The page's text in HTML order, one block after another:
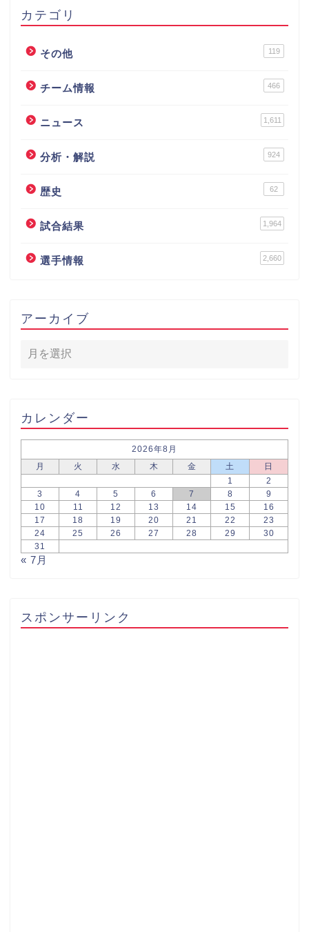
カテゴリ
その他 119
チーム情報 466
ニュース 1,611
分析・解説 924
歴史 62
試合結果 1,964
選手情報 2,660
アーカイブ
カレンダー
2026年8月
月
火 水 木 金 土
日
1
2
3
4 5 6 7 8
9
10
11 12 13 14 15
16
17
18 19 20 21 22
23
24
25 26 27 28 29
30
31
« 7月
スポンサーリンク